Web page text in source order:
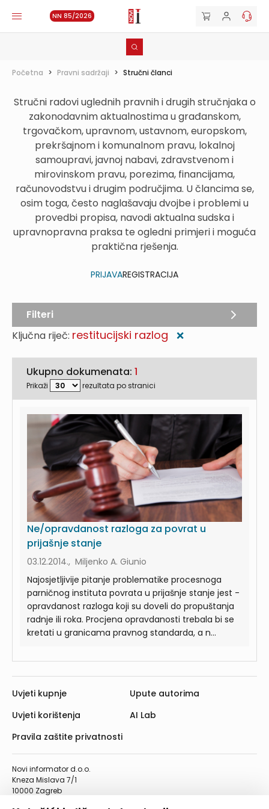
NN 85/2026
Početna > Pravni sadržaji > Stručni članci
Stručni radovi uglednih pravnih i drugih stručnjaka o
zakonodavnim aktualnostima u građanskom,
trgovačkom, upravnom, ustavnom, europskom,
prekršajnom i komunalnom pravu, lokalnoj
samoupravi, javnoj nabavi, zdravstvenom i
mirovinskom pravu, porezima, financijama,
računovodstvu i drugim područjima. U člancima se,
osim toga, često naglašavaju dvojbe i problemi u
provedbi propisa, navodi aktualna sudska i
upravnopravna praksa te ogledni primjeri i moguća
praktična rješenja.
PRIJAVAREGISTRACIJA
Ključna riječ: restitucijski razlog ❌
Ukupno dokumenata: 1
Prikaži rezultata po stranici
Ne/opravdanost razloga za povrat u
prijašnje stanje
03.12.2014., Miljenko A. Giunio
Najosjetljivije pitanje problematike procesnoga
parničnog instituta povrata u prijašnje stanje jest -
opravdanost razloga koji su doveli do propuštanja
radnje ili roka. Procjena opravdanosti trebala bi se
kretati u granicama pravnog standarda, a n...
Filteri
Novi informator d.o.o.
Kneza Mislava 7/1
10000 Zagreb
Uvjeti kupnje
Uvjeti korištenja
Pravila zaštite privatnosti
Upute autorima
AI Lab